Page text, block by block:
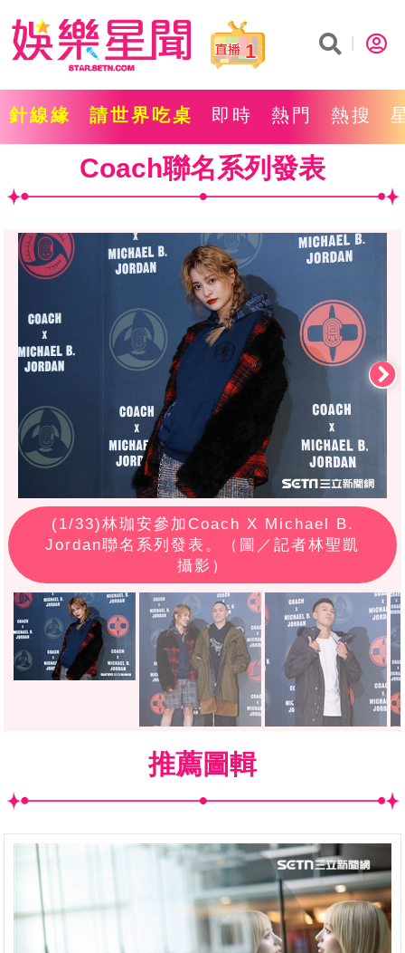
1
針線緣 請世界吃桌 即時 熱門 熱搜
Coach聯名系列發表
(1/33)林珈安參加Coach X Michael B.
Jordan聯名系列發表。（圖／記者林聖凱
攝影）
推薦圖輯